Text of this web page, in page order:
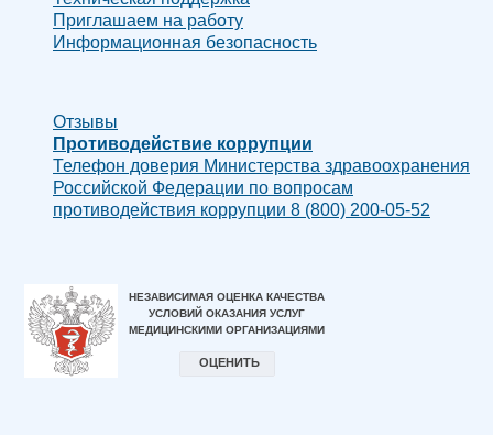
Приглашаем на работу
Информационная безопасность
Отзывы
Противодействие коррупции
Телефон доверия Министерства здравоохранения
Российской Федерации по вопросам
противодействия коррупции 8 (800) 200-05-52